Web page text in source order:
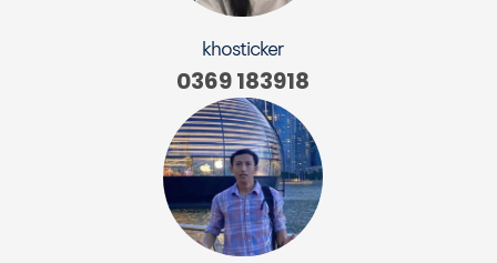
khosticker
0369 183918